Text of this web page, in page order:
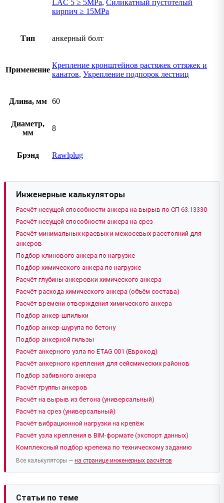
LAC 5 ≥ 5MPa, Силикатный пустотелый
кирпич ≥ 15MPa
Тип анкерный болт
Применение
Крепление кронштейнов растяжек оттяжек и
канатов, Укрепление подпорок лестниц
Длина, мм 60
Диаметр,
мм
8
Брэнд Rawlplug
Инженерные калькуляторы
Расчёт несущей способности анкера на вырыв по СП 63.13330
Расчёт несущей способности анкера на срез
Расчёт минимальных краевых и межосевых расстояний для
анкеров
Подбор клинового анкера по нагрузке
Подбор химического анкера по нагрузке
Расчёт глубины анкеровки химического анкера
Расчёт расхода химического анкера (объём состава)
Расчёт времени отверждения химического анкера
Подбор анкер-шпильки
Подбор анкер-шурупа по бетону
Подбор анкерной гильзы
Расчёт анкерного узла по ETAG 001 (Еврокод)
Расчёт анкерного крепления для сейсмических районов
Подбор забивного анкера
Расчёт группы анкеров
Расчёт на вырыв из бетона (универсальный)
Расчёт на срез (универсальный)
Расчёт вибрационной нагрузки на крепёж
Расчёт узла крепления в BIM-формате (экспорт данных)
Комплексный подбор крепежа по техническому заданию
Все калькуляторы — на странице инженерных расчётов
Статьи по теме